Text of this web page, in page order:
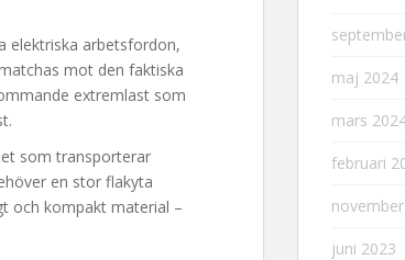
elektriska arbetsfordon,
mot den faktiska
extremlast som
som transporterar
en stor flakyta
och kompakt material –
maj 2024
mars
februari
juni 2023